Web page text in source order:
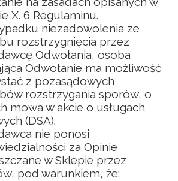
X. 6 Regulaminu.
niezadowolenia ze
rozstrzygnięcia przez
Odwołania, osoba
Odwołanie ma możliwość
z pozasądowych
rozstrzygania sporów, o
mowa w akcie o usługach
(DSA).
nie ponosi
za Opinie
w Sklepie przez
pod warunkiem, że: